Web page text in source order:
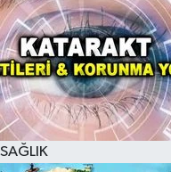
SAĞLIK